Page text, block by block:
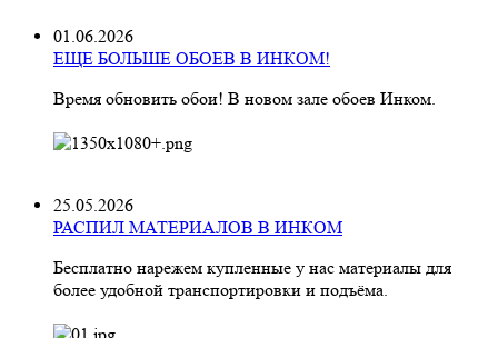
01.06.2026
ЕЩЕ БОЛЬШЕ ОБОЕВ В ИНКОМ!
Время обновить обои! В новом зале обоев Инком.
25.05.2026
РАСПИЛ МАТЕРИАЛОВ В ИНКОМ
Бесплатно нарежем купленные у нас материалы для
более удобной транспортировки и подъёма.